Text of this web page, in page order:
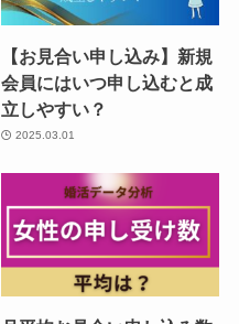
【お見合い申し込み】新規
会員にはいつ申し込むと成
立しやすい？
2025.03.01